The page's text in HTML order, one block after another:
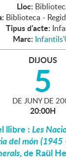
Lloc:
Biblioteca -
Tipus d'acte:
Marc:
DIJOUS
5
DE JUNY DE
20:00H
llibre :Les
del món
, de Raül